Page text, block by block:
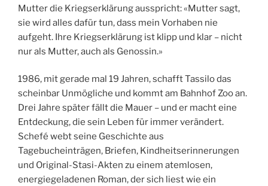
Mutter die Kriegserklärung ausspricht: «Mutter sagt,
sie wird alles dafür tun, dass mein Vorhaben nie
aufgeht. Ihre Kriegserklärung ist klipp und klar – nicht
nur als Mutter, auch als Genossin.»
1986, mit gerade mal 19 Jahren, schafft Tassilo das
scheinbar Unmögliche und kommt am Bahnhof Zoo an.
Drei Jahre später fällt die Mauer – und er macht eine
Entdeckung, die sein Leben für immer verändert.
Schefé webt seine Geschichte aus
Tagebucheinträgen, Briefen, Kindheitserinnerungen
und Original-Stasi-Akten zu einem atemlosen,
energiegeladenen Roman, der sich liest wie ein